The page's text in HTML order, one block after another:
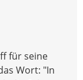
für seine
Wort: "In